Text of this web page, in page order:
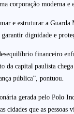
corporação moderna e
e estruturar a
dignidade e
financeiro
da capital paulista
pública”, pontuou.
gerada pelo Polo
cidades que as